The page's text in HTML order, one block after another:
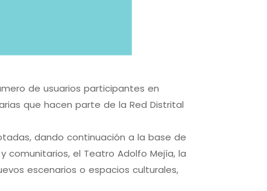
de usuarios participantes en
que hacen parte de la Red Distrital
dando continuación a la base de
comunitarios, el Teatro Adolfo Mejía, la
escenarios o espacios culturales,